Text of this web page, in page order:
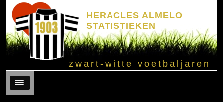
HERACLES ALMELO
STATISTIEKEN
zwart-witte voetbaljaren
Menu